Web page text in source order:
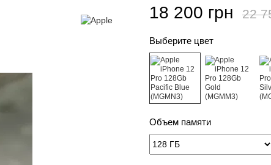
18 200 грн 22
Выберите цвет
Объем памяти